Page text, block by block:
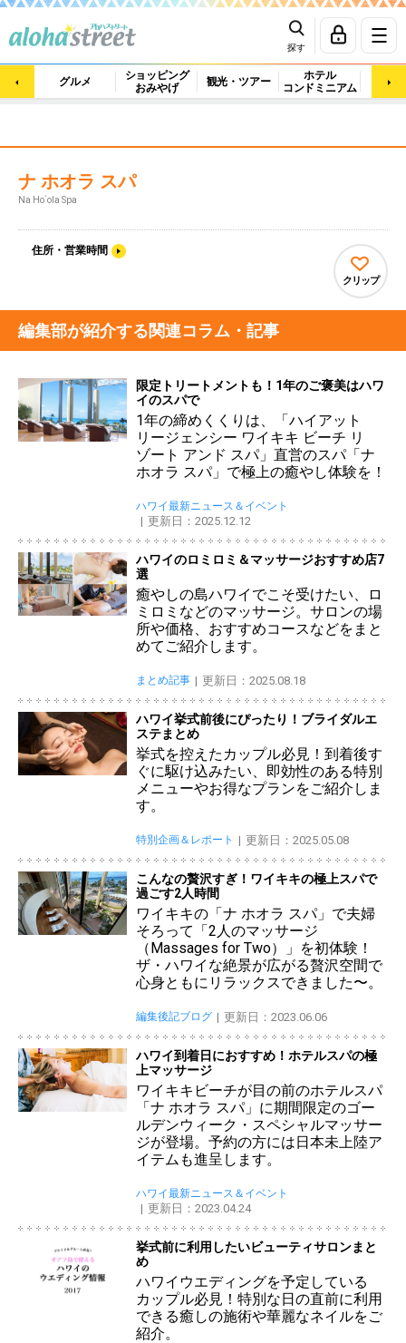
探す
グルメ
ショッピング
おみやげ
観光・ツアー
ホテル
コンドミニアム
マッ
ナ ホオラ スパ
Na Ho`ola Spa
住所・営業時間
クリップ
編集部が紹介する関連コラム・記事
限定トリートメントも！1年のご褒美はハワ
イのスパで
1年の締めくくりは、「ハイアット
リージェンシー ワイキキ ビーチ リ
ゾート アンド スパ」直営のスパ「ナ
ホオラ スパ」で極上の癒やし体験を！
ハワイ最新ニュース＆イベント
更新日：2025.12.12
ハワイのロミロミ＆マッサージおすすめ店7
選
癒やしの島ハワイでこそ受けたい、ロ
ミロミなどのマッサージ。サロンの場
所や価格、おすすめコースなどをまと
めてご紹介します。
まとめ記事 更新日：2025.08.18
ハワイ挙式前後にぴったり！ブライダルエ
ステまとめ
挙式を控えたカップル必見！到着後す
ぐに駆け込みたい、即効性のある特別
メニューやお得なプランをご紹介しま
す。
特別企画＆レポート 更新日：2025.05.08
こんなの贅沢すぎ！ワイキキの極上スパで
過ごす2人時間
ワイキキの「ナ ホオラ スパ」で夫婦
そろって「2人のマッサージ
（Massages for Two）」を初体験！
ザ・ハワイな絶景が広がる贅沢空間で
心身ともにリラックスできました〜。
編集後記ブログ 更新日：2023.06.06
ハワイ到着日におすすめ！ホテルスパの極
上マッサージ
ワイキキビーチが目の前のホテルスパ
「ナ ホオラ スパ」に期間限定のゴー
ルデンウィーク・スペシャルマッサー
ジが登場。予約の方には日本未上陸ア
イテムも進呈します。
ハワイ最新ニュース＆イベント
更新日：2023.04.24
挙式前に利用したいビューティサロンまと
め
ハワイウエディングを予定している
カップル必見！特別な日の直前に利用
できる癒しの施術や華麗なネイルをご
紹介。